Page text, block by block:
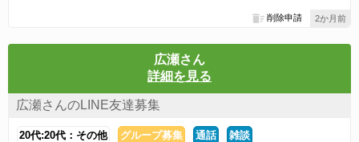
2か月前
削除申請
広瀬さん
詳細を見る
広瀬さんのLINE友達募集
20代:20代：その他 グループ募集 通話 雑談